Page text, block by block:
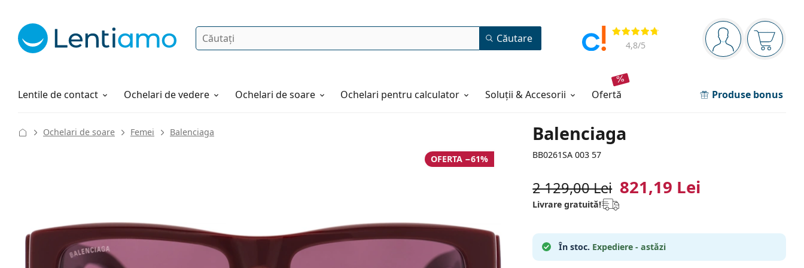
Panou de navigare
Sunteți logat
Coșul
Opinii
4,8/5
Căutare Căutare
Lentile de contact
Soluții Ochelari de vedere Ochelari de soare Ochelari pentru calculator Soluții & Accesorii ofertă Produse bonus
Cum comandați
Balenciaga
BB0261SA 003 57
Ochelari de soare Femei Balenciaga
OFERTA −61%
2 129,00 Lei 821,19 Lei
Livrare gratuită!
În stoc. Expediere - astăzi